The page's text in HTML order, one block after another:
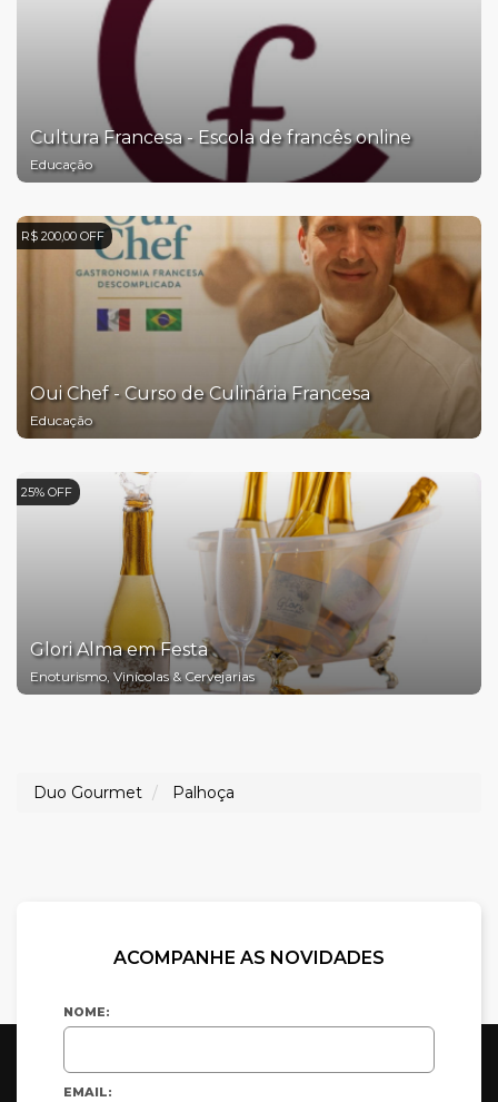
Cultura Francesa - Escola de francês online
Educação
R$ 200,00 OFF
Oui Chef - Curso de Culinária Francesa
Educação
25% OFF
Glori Alma em Festa
Enoturismo, Vinícolas & Cervejarias
Duo Gourmet Palhoça
ACOMPANHE AS NOVIDADES
NOME:
EMAIL: